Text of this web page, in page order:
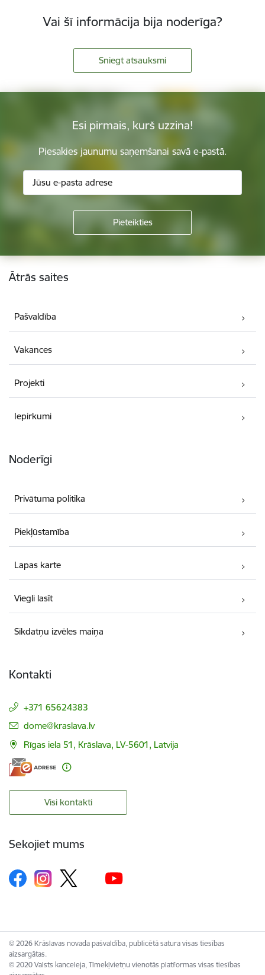
Vai šī informācija bija noderīga?
Sniegt atsauksmi
Esi pirmais, kurš uzzina!
Piesakies jaunumu saņemšanai savā e-pastā.
Kājene
Ātrās saites
Pašvaldība
Vakances
Projekti
Iepirkumi
Noderīgi
Privātuma politika
Piekļūstamība
Lapas karte
Viegli lasīt
Sīkdatņu izvēles maiņa
Kontakti
+371 65624383
E-pasts:
dome@kraslava.lv
Rīgas iela 51, Krāslava, LV-5601, Latvija
Visi kontakti
Sekojiet mums
© 2026 Krāslavas novada pašvaldība, publicētā satura visas tiesības
aizsargātas.
© 2020 Valsts kanceleja, Tīmekļvietņu vienotās platformas visas tiesības